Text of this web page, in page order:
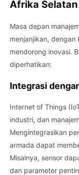
Afrika Selatan
Masa depan
menjanjikan,
mendorong inovasi.
diperhatikan:
Integrasi
Internet of Things
industri, dan
Mengintegrasikan
armada dapat
Misalnya, sensor
dan parameter